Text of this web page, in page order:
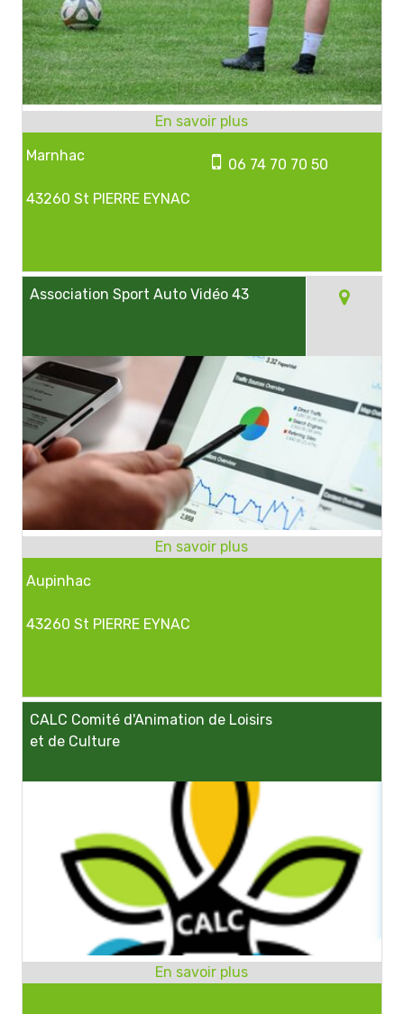
Marnhac
43260 St PIERRE EYNAC
06 74 70 70 50
Association Sport Auto Vidéo 43
Aupinhac
43260 St PIERRE EYNAC
CALC Comité d'Animation de Loisirs
et de Culture